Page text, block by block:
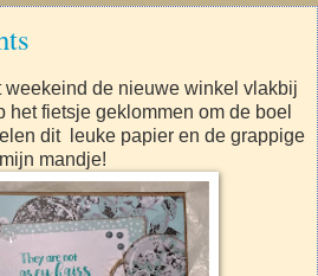
de nieuwe winkel vlakbij
het fietsje geklommen om de boel
dit leuke papier en de grappige
mandje!